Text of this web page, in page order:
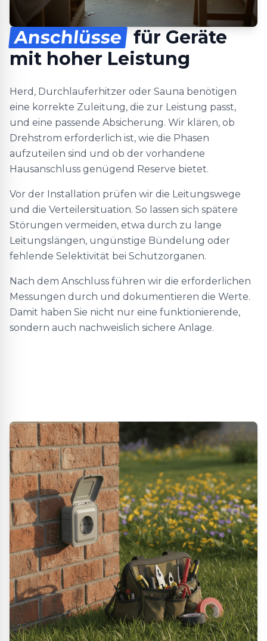
Anschlüsse für Geräte
mit hoher Leistung
Herd, Durchlauferhitzer oder Sauna benötigen
eine korrekte Zuleitung, die zur Leistung passt,
und eine passende Absicherung. Wir klären, ob
Drehstrom erforderlich ist, wie die Phasen
aufzuteilen sind und ob der vorhandene
Hausanschluss genügend Reserve bietet.
Vor der Installation prüfen wir die Leitungswege
und die Verteilersituation. So lassen sich spätere
Störungen vermeiden, etwa durch zu lange
Leitungslängen, ungünstige Bündelung oder
fehlende Selektivität bei Schutzorganen.
Nach dem Anschluss führen wir die erforderlichen
Messungen durch und dokumentieren die Werte.
Damit haben Sie nicht nur eine funktionierende,
sondern auch nachweislich sichere Anlage.